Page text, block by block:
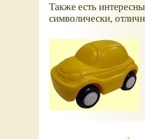
Также есть
символически,